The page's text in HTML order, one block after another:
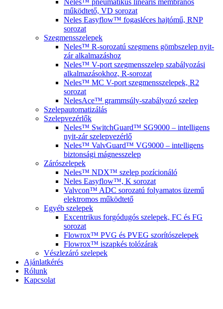
Neles™ pneumatikus lineáris membrános
működtető, VD sorozat
Neles Easyflow™ fogasléces hajtómű, RNP
sorozat
Szegmensszelepek
Neles™ R-sorozatú szegmens gömbszelep nyit-
zár alkalmazáshoz
Neles™ V-port szegmensszelep szabályozási
alkalmazásokhoz, R-sorozat
Neles™ MC V-port szegmensszelepek, R2
sorozat
NelesAce™ grammsúly-szabályozó szelep
Szelepautomatizálás
Szelepvezérlők
Neles™ SwitchGuard™ SG9000 – intelligens
nyit-zár szelepvezérlő
Neles™ ValvGuard™ VG9000 – intelligens
biztonsági mágnesszelep
Zárószelepek
Neles™ NDX™ szelep pozícionáló
Neles Easyflow™, K sorozat
Valvcon™ ADC sorozatú folyamatos üzemű
elektromos működtető
Egyéb szelepek
Excentrikus forgódugós szelepek, FC és FG
sorozat
Flowrox™ PVG és PVEG szorítószelepek
Flowrox™ iszapkés tolózárak
Vészlezáró szelepek
Ajánlatkérés
Rólunk
Kapcsolat